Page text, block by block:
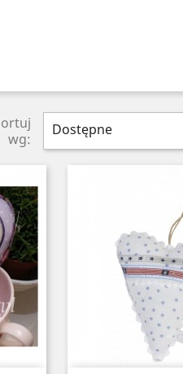
wg:
Dostępne